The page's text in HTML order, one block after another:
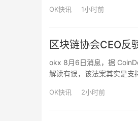
OK快讯 1小时前
区块链协会CEO反
okx 8月6日消息，据
解读有误，该法案其实是支
OK快讯 2小时前